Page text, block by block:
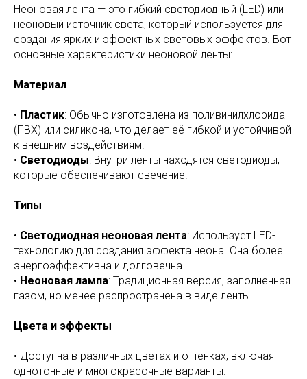
Неоновая лента — это гибкий светодиодный (LED) или
неоновый источник света, который используется для
создания ярких и эффектных световых эффектов. Вот
основные характеристики неоновой ленты:
Материал
• Пластик: Обычно изготовлена из поливинилхлорида
(ПВХ) или силикона, что делает её гибкой и устойчивой
к внешним воздействиям.
• Светодиоды: Внутри ленты находятся светодиоды,
которые обеспечивают свечение.
Типы
• Светодиодная неоновая лента: Использует LED-
технологию для создания эффекта неона. Она более
энергоэффективна и долговечна.
• Неоновая лампа: Традиционная версия, заполненная
газом, но менее распространена в виде ленты.
Цвета и эффекты
• Доступна в различных цветах и оттенках, включая
однотонные и многокрасочные варианты.